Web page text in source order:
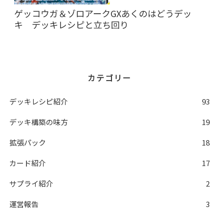
ゲッコウガ＆ゾロアークGXあくのはどうデッ
キ デッキレシピと立ち回り
カテゴリー
デッキレシピ紹介
93
デッキ構築の味方
19
拡張パック
18
カード紹介
17
サプライ紹介
2
運営報告
3